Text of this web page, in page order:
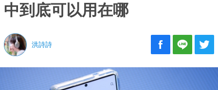
中到底可以用在哪
洪詩詩